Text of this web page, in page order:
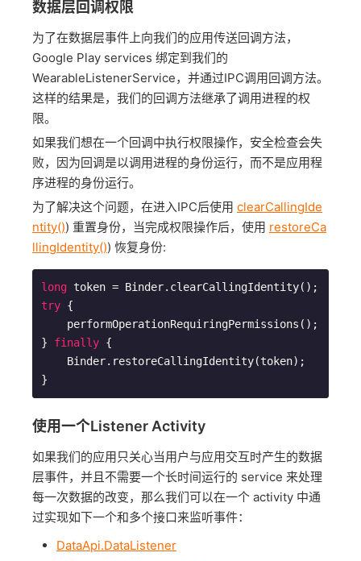
数据层回调权限
为了在数据层事件上向我们的应用传送回调方法，
Google Play services 绑定到我们的
WearableListenerService，并通过IPC调用回调方法。
这样的结果是，我们的回调方法继承了调用进程的权
限。
如果我们想在一个回调中执行权限操作，安全检查会失
败，因为回调是以调用进程的身份运行，而不是应用程
序进程的身份运行。
为了解决这个问题，在进入IPC后使用 clearCallingIde
ntity()) 重置身份，当完成权限操作后，使用 restoreCa
llingIdentity()) 恢复身份:
long
try {
} finally {
使用一个Listener Activity
如果我们的应用只关心当用户与应用交互时产生的数据
层事件，并且不需要一个长时间运行的 service 来处理
每一次数据的改变，那么我们可以在一个 activity 中通
过实现如下一个和多个接口来监听事件：
DataApi.DataListener